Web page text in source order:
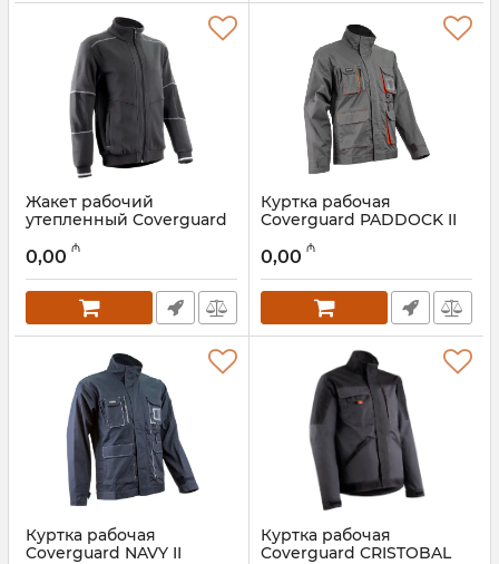
Жакет рабочий
утепленный Coverguard
Артикул:
0,00 ₼
Куртка рабочая
Coverguard PADDOCK II
Артикул:
0,00 ₼
Куртка рабочая
Coverguard NAVY II
Куртка рабочая
Coverguard CRISTOBAL